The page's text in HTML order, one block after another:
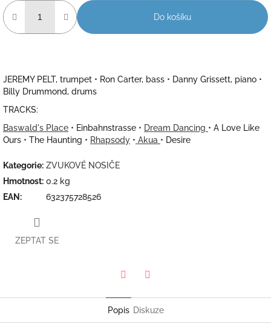
cena:
Do košíku
JEREMY PELT, trumpet • Ron Carter, bass • Danny Grissett, piano •
Billy Drummond, drums
TRACKS:
Baswald's Place • Einbahnstrasse • Dream Dancing • A Love Like
Ours • The Haunting • Rhapsody • Akua • Desire
Kategorie: ZVUKOVÉ NOSIČE
Hmotnost: 0.2 kg
EAN : 632375728526
ZEPTAT SE
Popis Diskuze